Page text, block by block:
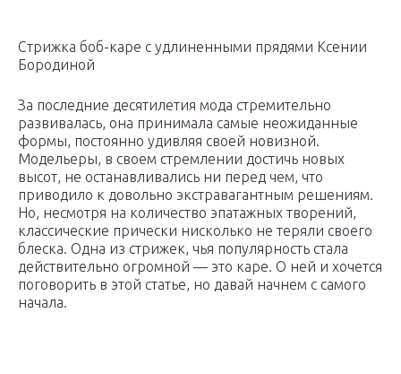
Стрижка боб-каре с удлиненными прядями Ксении
Бородиной
За последние десятилетия мода стремительно
развивалась, она принимала самые неожиданные
формы, постоянно удивляя своей новизной.
Модельеры, в своем стремлении достичь новых
высот, не останавливались ни перед чем, что
приводило к довольно экстравагантным решениям.
Но, несмотря на количество эпатажных творений,
классические прически нисколько не теряли своего
блеска. Одна из стрижек, чья популярность стала
действительно огромной — это каре. О ней и хочется
поговорить в этой статье, но давай начнем с самого
начала.